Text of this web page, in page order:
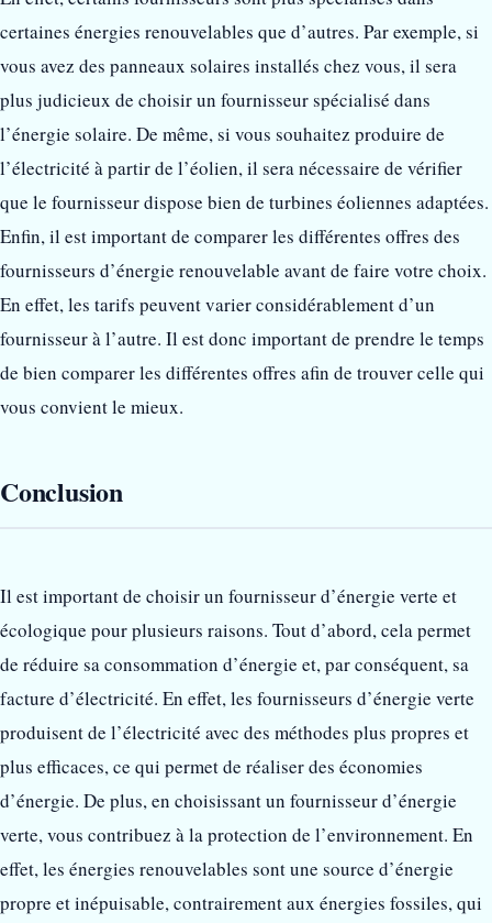
certaines énergies renouvelables que d’autres. Par exemple, si
vous avez des panneaux solaires installés chez vous, il sera
plus judicieux de choisir un fournisseur spécialisé dans
l’énergie solaire. De même, si vous souhaitez produire de
l’électricité à partir de l’éolien, il sera nécessaire de vérifier
que le fournisseur dispose bien de turbines éoliennes adaptées.
Enfin, il est important de comparer les différentes offres des
fournisseurs d’énergie renouvelable avant de faire votre choix.
En effet, les tarifs peuvent varier considérablement d’un
fournisseur à l’autre. Il est donc important de prendre le temps
de bien comparer les différentes offres afin de trouver celle qui
vous convient le mieux.
Conclusion
Il est important de choisir un fournisseur d’énergie verte et
écologique pour plusieurs raisons. Tout d’abord, cela permet
de réduire sa consommation d’énergie et, par conséquent, sa
facture d’électricité. En effet, les fournisseurs d’énergie verte
produisent de l’électricité avec des méthodes plus propres et
plus efficaces, ce qui permet de réaliser des économies
d’énergie. De plus, en choisissant un fournisseur d’énergie
verte, vous contribuez à la protection de l’environnement. En
effet, les énergies renouvelables sont une source d’énergie
propre et inépuisable, contrairement aux énergies fossiles, qui